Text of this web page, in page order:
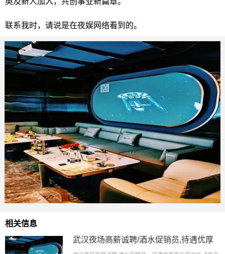
联系我时，请说是在夜娱网络看到的。
相关信息
武汉夜场高薪诚聘/酒水促销员,待遇优厚
晋升空间广